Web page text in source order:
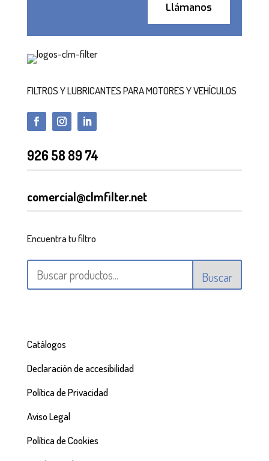
Llámanos
FILTROS Y LUBRICANTES PARA MOTORES Y VEHÍCULOS
926 58 89 74
comercial@clmfilter.net
Encuentra tu filtro
Buscar
Catálogos
Declaración de accesibilidad
Política de Privacidad
Aviso Legal
Política de Cookies